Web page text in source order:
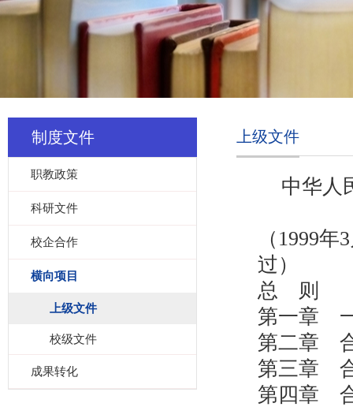
制度文件
职教政策
科研文件
校企合作
横向项目
上级文件
校级文件
成果转化
上级文件
中华
（1999
过）
总 则
第一章
第二章
第三章
第四章